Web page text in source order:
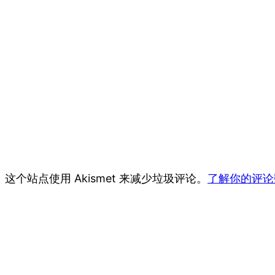
这个站点使用 Akismet 来减少垃圾评论。 了解你的评